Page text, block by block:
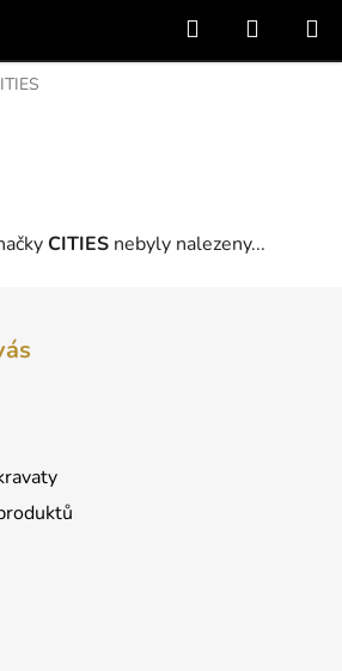
Hledat
KOŠÍK
CITIES nebyly nalezeny...